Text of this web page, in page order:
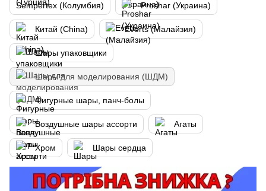
Sempertex (Колумбия) Proshar (Украина)
Китай (China) Everts (Малайзия)
Шары упаковщики
Шары для моделирования (ШДМ)
Фигурные шары, панч-болы
Воздушные шары ассорти Агаты
Хром Шары сердца